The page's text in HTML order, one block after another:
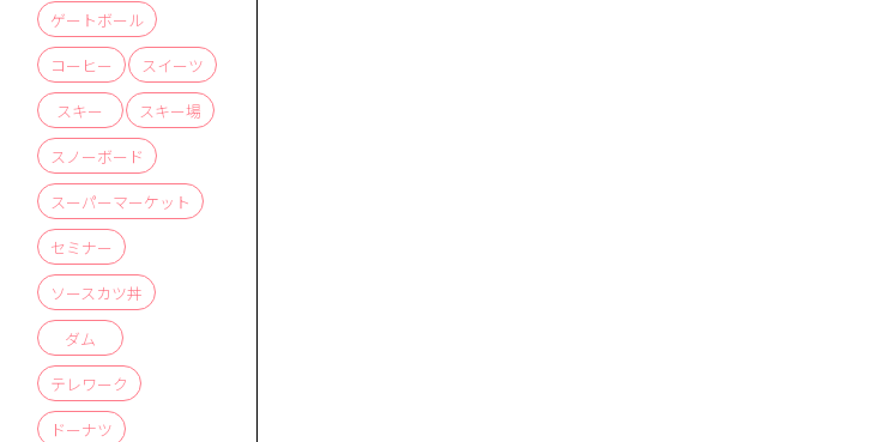
ゲートボール
コーヒー
スイーツ
スキー
スキー場
スノーボード
スーパーマーケット
セミナー
ソースカツ丼
ダム
テレワーク
ドーナツ